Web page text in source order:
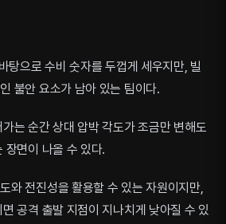
탕으로 수비 숫자를 두껍게 세우지만, 빌
불안 요소가 남아 있는 팀이다.
는 순간 상대 압박 각도가 조금만 변해도
장면이 나올 수 있다.
와 전진성을 활용할 수 있는 자원이지만,
공격 출발 지점이 지나치게 낮아질 수 있